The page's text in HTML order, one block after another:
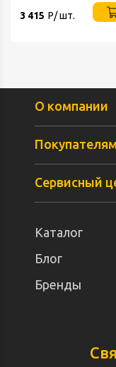
3 415 Р/ шт.
О компании
Покупателям
Сервисный
Каталог
Блог
Бренды